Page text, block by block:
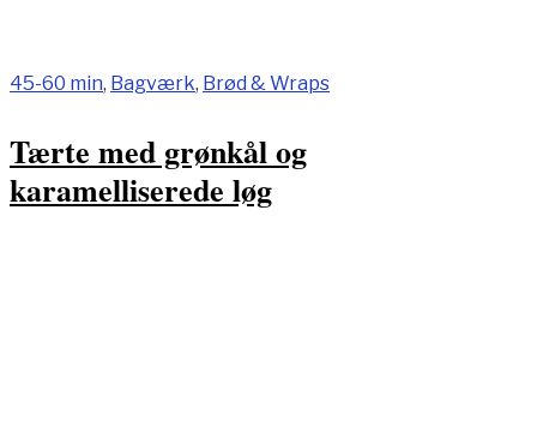
45-60 min, Bagværk, Brød & Wraps
Tærte med grønkål og
karamelliserede løg